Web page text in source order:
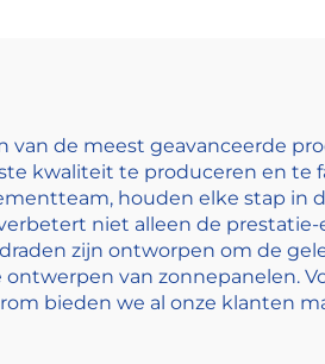
de meest geavanceerde
kwaliteit te produceren en te
houden elke stap in
niet alleen de
zijn ontworpen om de
van zonnepanelen.
bieden we al onze klanten